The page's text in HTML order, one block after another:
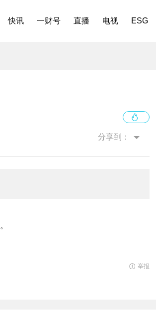
快讯 一财号 直播 电视 ESG
分享到：
举报